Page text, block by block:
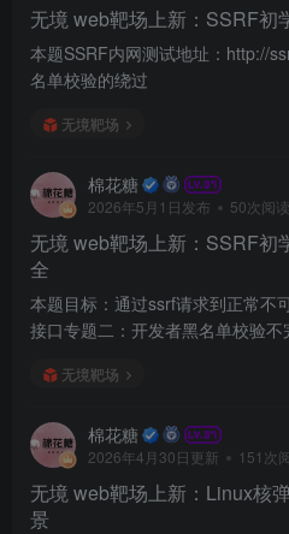
无境 web靶场上新：SSRF初
本题SSRF内网测试地址：http://
名单校验的绕过
无境靶场
棉花糖
2026年5月1日发布 50次阅读
无境 web靶场上新：SSRF初
全
本题目标：通过ssrf请求到正常不
接口专题二：开发者黑名单校验不
无境靶场
棉花糖
2026年4月30日更新 151次
无境 web靶场上新：Linux核
景